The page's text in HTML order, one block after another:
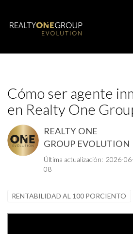
Cómo ser agente
en Realty One
REALTY ONE
GROUP EVOLUTION
Última actualización: 2026-06-
08
RENTABILIDAD AL 100 PORCIENTO